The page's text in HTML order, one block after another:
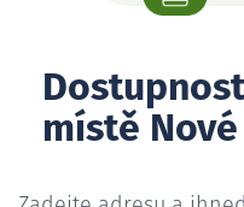
místě